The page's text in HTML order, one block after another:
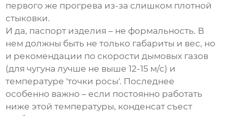
первого же прогрева из-за слишком плотной
стыковки.
И да, паспорт изделия – не формальность. В
нем должны быть не только габариты и вес, но
и рекомендации по скорости дымовых газов
(для чугуна лучше не выше 12-15 м/с) и
температуре 'точки росы'. Последнее
особенно важно – если постоянно работать
ниже этой температуры, конденсат съест